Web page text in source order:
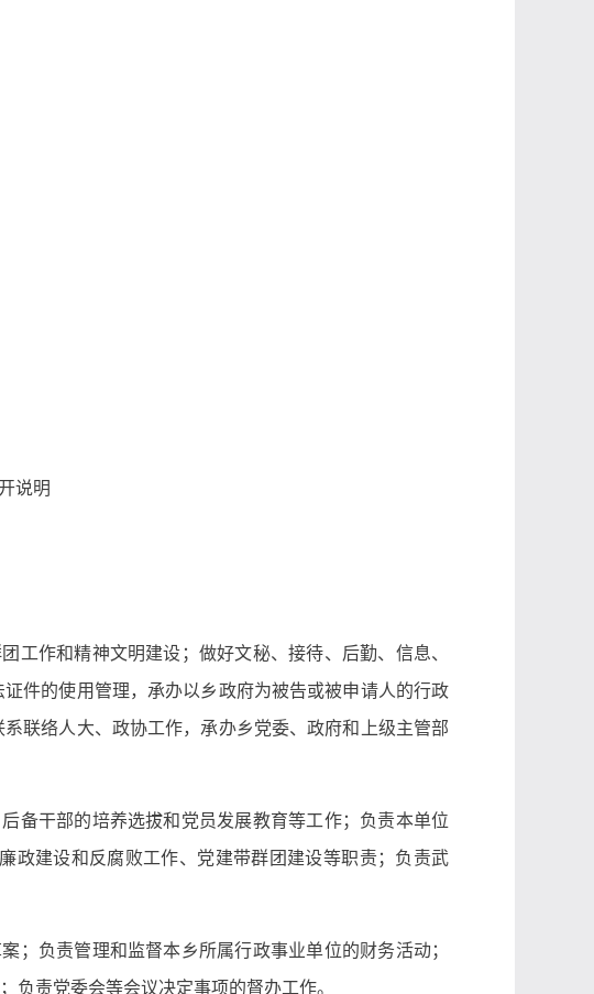
说明
作和精神文明建设；做好文秘、接待、后勤、信息、
件的使用管理，承办以乡政府为被告或被申请人的行政
联络人大、政协工作，承办乡党委、政府和上级主管部
备干部的培养选拔和党员发展教育等工作；负责本单位
政建设和反腐败工作、党建带群团建设等职责；负责武
负责管理和监督本乡所属行政事业单位的财务活动；
责党委会等会议决定事项的督办工作。